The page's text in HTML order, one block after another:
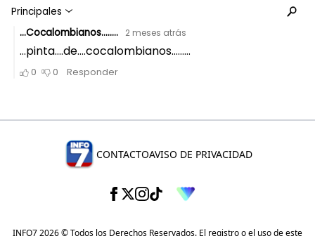
CONTACTOAVISO DE PRIVACIDAD
INFO7 2026 © Todos los Derechos Reservados. El registro o el uso de este